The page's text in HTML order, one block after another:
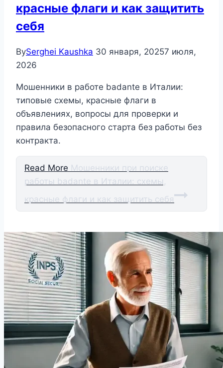
красные флаги и как защитить
себя
BySerghei Kaushka 30 января, 20257 июля,
2026
Мошенники в работе badante в Италии:
типовые схемы, красные флаги в
объявлениях, вопросы для проверки и
правила безопасного старта без работы без
контракта.
Read More Мошенники при поиске
работы badante в Италии: схемы,
красные флаги и как защитить себя